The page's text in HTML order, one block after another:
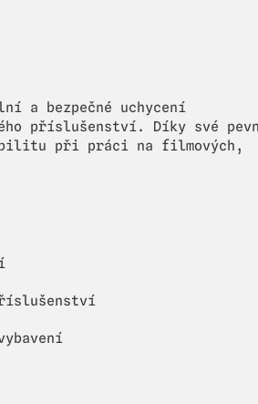
a bezpečné uchycení
příslušenství. Díky své
při práci na filmových,